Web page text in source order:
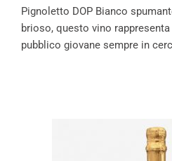
Pignoletto DOP Bianco
brioso, questo vino
pubblico giovane sempre in